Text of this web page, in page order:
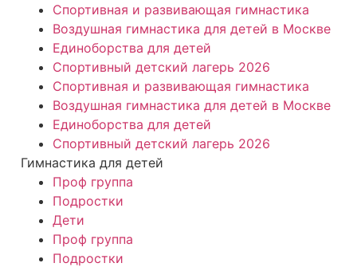
Спортивная и развивающая гимнастика
Воздушная гимнастика для детей в Москве
Единоборства для детей
Спортивный детский лагерь 2026
Спортивная и развивающая гимнастика
Воздушная гимнастика для детей в Москве
Единоборства для детей
Спортивный детский лагерь 2026
Гимнастика для детей
Проф группа
Подростки
Дети
Проф группа
Подростки